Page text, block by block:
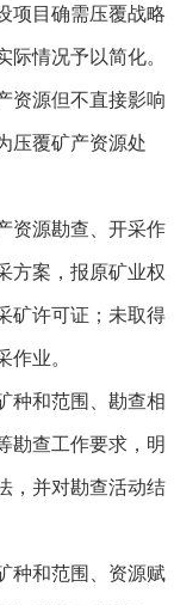
项目确需压覆战略
情况予以简化。
资源但不直接影响
压覆矿产资源处
资源勘查、开采作
方案，报原矿业权
矿许可证；未取得
业。
种和范围、勘查相
勘查工作要求，明
，并对勘查活动结
种和范围、资源赋